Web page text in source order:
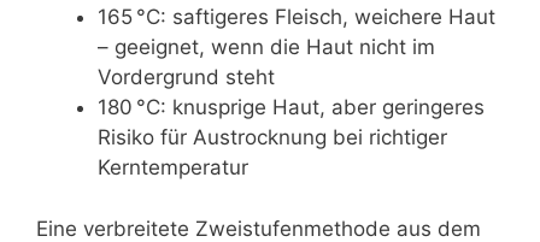
165 °C: saftigeres Fleisch, weichere Haut
– geeignet, wenn die Haut nicht im
Vordergrund steht
180 °C: knusprige Haut, aber geringeres
Risiko für Austrocknung bei richtiger
Kerntemperatur
Eine verbreitete Zweistufenmethode aus dem